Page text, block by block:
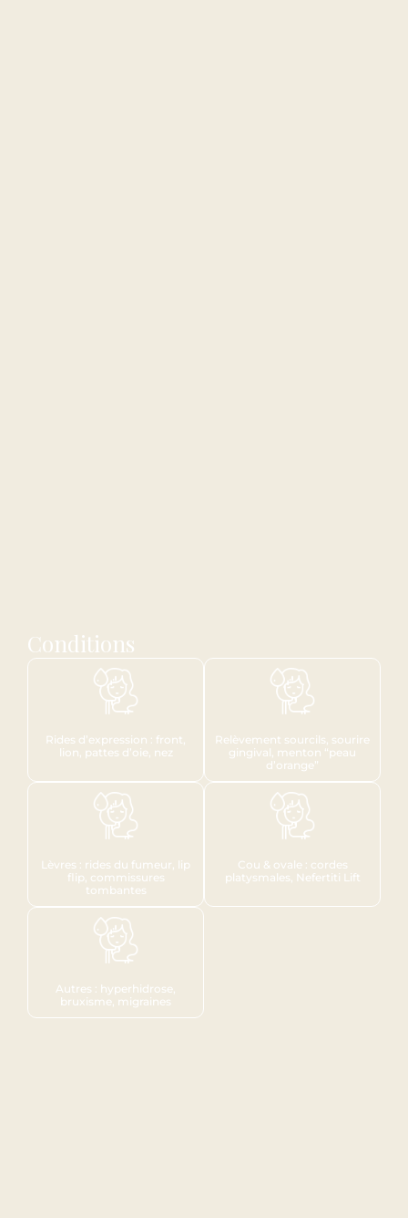
Conditions
Rides d’expression : front,
lion, pattes d’oie, nez
Relèvement sourcils, sourire
gingival, menton “peau
d’orange”
Lèvres : rides du fumeur, lip
flip, commissures
tombantes
Cou & ovale : cordes
platysmales, Nefertiti Lift
Autres : hyperhidrose,
bruxisme, migraines